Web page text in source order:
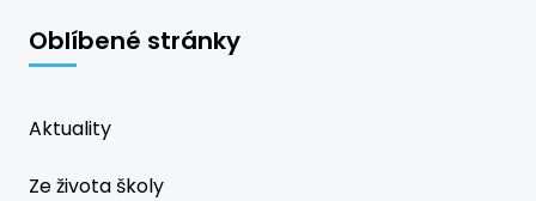
Oblíbené stránky
Aktuality
Ze života školy